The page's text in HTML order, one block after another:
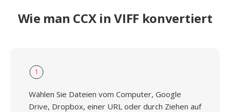
Wie man CCX in VIFF konvertiert
1
Wählen Sie Dateien vom Computer, Google
Drive, Dropbox, einer URL oder durch Ziehen auf